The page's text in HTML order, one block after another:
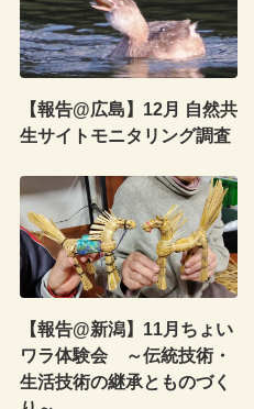
【報告@広島】12月 自然共
生サイトモニタリング調査
【報告@新潟】11月ちょい
ワラ体験会 ～伝統技術・
生活技術の継承とものづく